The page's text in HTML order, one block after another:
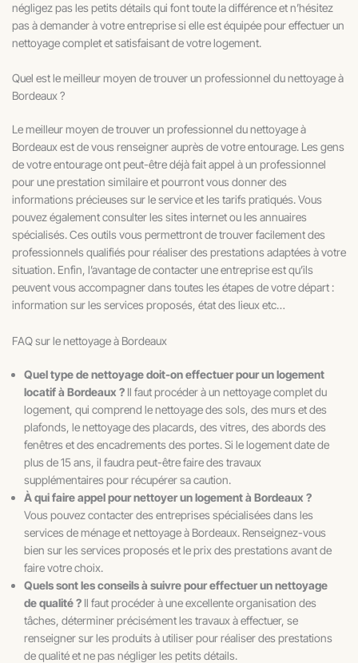
négligez pas les petits détails qui font toute la différence et n’hésitez
pas à demander à votre entreprise si elle est équipée pour effectuer un
nettoyage complet et satisfaisant de votre logement.
Quel est le meilleur moyen de trouver un professionnel du nettoyage à
Bordeaux ?
Le meilleur moyen de trouver un professionnel du nettoyage à
Bordeaux est de vous renseigner auprès de votre entourage. Les gens
de votre entourage ont peut-être déjà fait appel à un professionnel
pour une prestation similaire et pourront vous donner des
informations précieuses sur le service et les tarifs pratiqués. Vous
pouvez également consulter les sites internet ou les annuaires
spécialisés. Ces outils vous permettront de trouver facilement des
professionnels qualifiés pour réaliser des prestations adaptées à votre
situation. Enfin, l’avantage de contacter une entreprise est qu’ils
peuvent vous accompagner dans toutes les étapes de votre départ :
information sur les services proposés, état des lieux etc…
FAQ sur le nettoyage à Bordeaux
Quel type de nettoyage doit-on effectuer pour un logement
locatif à Bordeaux ? Il faut procéder à un nettoyage complet du
logement, qui comprend le nettoyage des sols, des murs et des
plafonds, le nettoyage des placards, des vitres, des abords des
fenêtres et des encadrements des portes. Si le logement date de
plus de 15 ans, il faudra peut-être faire des travaux
supplémentaires pour récupérer sa caution.
À qui faire appel pour nettoyer un logement à Bordeaux ?
Vous pouvez contacter des entreprises spécialisées dans les
services de ménage et nettoyage à Bordeaux. Renseignez-vous
bien sur les services proposés et le prix des prestations avant de
faire votre choix.
Quels sont les conseils à suivre pour effectuer un nettoyage
de qualité ? Il faut procéder à une excellente organisation des
tâches, déterminer précisément les travaux à effectuer, se
renseigner sur les produits à utiliser pour réaliser des prestations
de qualité et ne pas négliger les petits détails.